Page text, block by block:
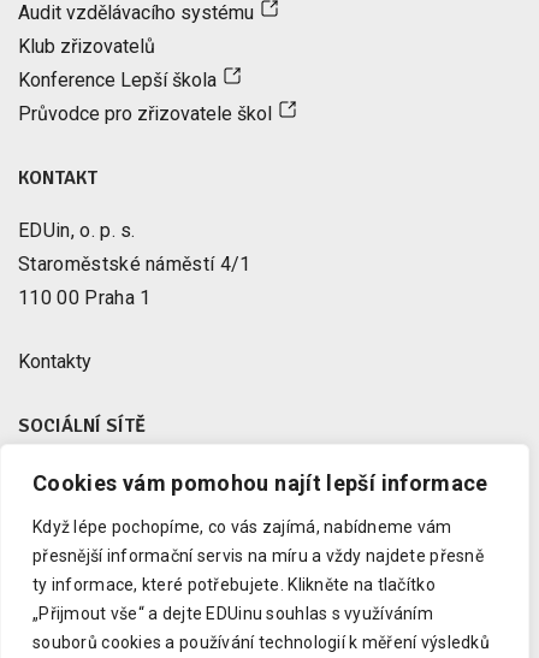
Cookies vám pomohou najít lepší informace
Když lépe pochopíme, co vás zajímá, nabídneme vám
přesnější informační servis na míru a vždy najdete přesně
ty informace, které potřebujete.
Klikněte na tlačítko
„Přijmout vše“ a dejte EDUinu souhlas s využíváním
souborů cookies a používání technologií k měření výsledků
Audit vzdělávacího systému
Klub zřizovatelů
Konference Lepší škola
Průvodce pro zřizovatele škol
KONTAKT
EDUin, o. p. s.
Staroměstské náměstí 4/1
110 00 Praha 1
Kontakty
SOCIÁLNÍ SÍTĚ
Facebook
Instagram
Youtube
LinkedIn